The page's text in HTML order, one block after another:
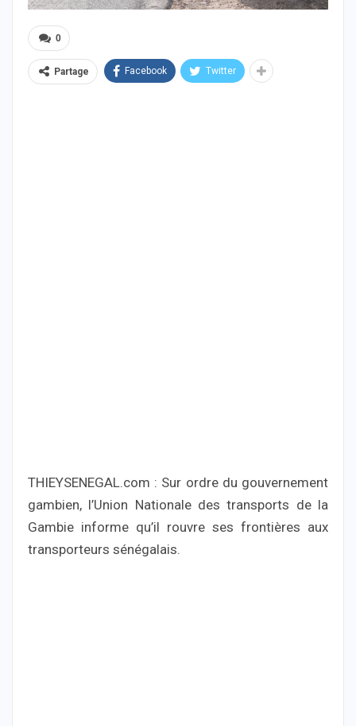
0
Partage Facebook Twitter
THIEYSENEGAL.com : Sur ordre du gouvernement
gambien, l’Union Nationale des transports de la
Gambie informe qu’il rouvre ses frontières aux
transporteurs sénégalais.